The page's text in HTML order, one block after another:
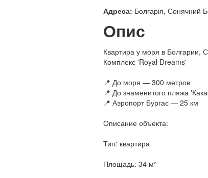
Адреса: Болгарія, Сонячний
Опис
Квартира у моря в
Комплекс 'Royal Dreams'
📍 До моря — 300 метров
📍 До знаменитого пляжа
📍 Аэропорт Бургас — 25 км
Описание объекта:
Тип: квартира
Площадь: 34 м²